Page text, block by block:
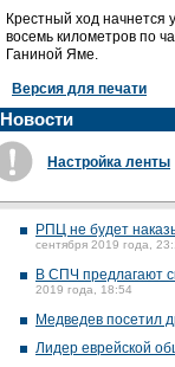
Крестный ход начнется
восемь километров по
Ганиной Яме.
Версия для печати
Новости
Настройка ленты
РПЦ не будет
сентября 2019 года,
В СПЧ предлагают
2019 года, 18:54
Медведев посетил
Лидер еврейской